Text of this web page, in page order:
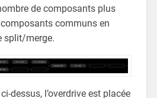
de composants plus
communs en
split/merge.
dessus, l’overdrive est placée